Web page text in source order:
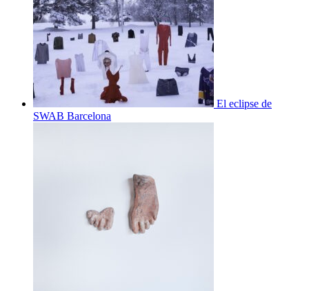
El eclipse de
SWAB Barcelona